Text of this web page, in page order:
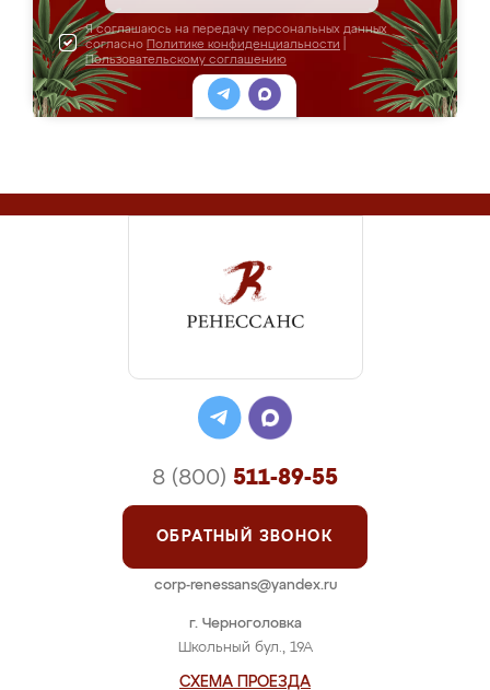
Я соглашаюсь на передачу персональных данных
согласно Политике конфиденциальности
Пользовательскому соглашению
г. Черноголовка
Школьный бул., 19А
СХЕМА ПРОЕЗДА
8 (800) 511-89-55
ОБРАТНЫЙ ЗВОНОК
corp-renessans@yandex.ru